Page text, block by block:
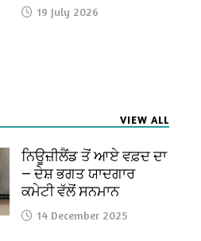
19 July 2026
VIEW ALL
ਨਿਊਜ਼ੀਲੈਂਡ ਤੋਂ ਆਏ ਵਫ਼ਦ ਦਾ
— ਦੇਸ਼ ਭਗਤ ਯਾਦਗਾਰ
ਕਮੇਟੀ ਵੱਲੋਂ ਸਨਮਾਨ
14 December 2025